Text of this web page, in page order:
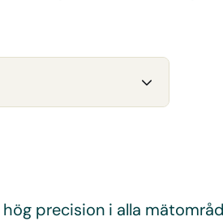
precision i alla